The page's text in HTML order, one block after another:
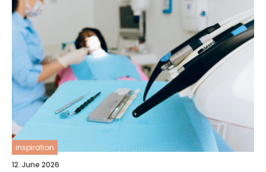
inspiration
12. June 2026